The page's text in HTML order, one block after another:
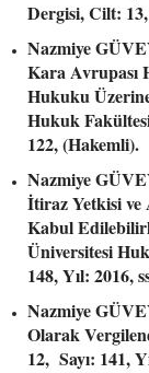
Dergisi, Cilt: 13,
Nazmiye
Kara Avrupası
Hukuku
Hukuk
122, (Hakemli).
Nazmiye
İtiraz Yetkisi ve
Kabul
Üniversitesi
148, Yıl: 2016,
Nazmiye
Olarak
12, Sayı: 141,